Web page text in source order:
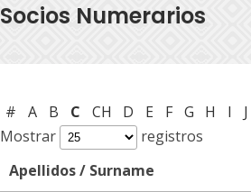
Socios Numerarios
# A B C CH D E F G H I J
Mostrar
registros
Apellidos / Surname